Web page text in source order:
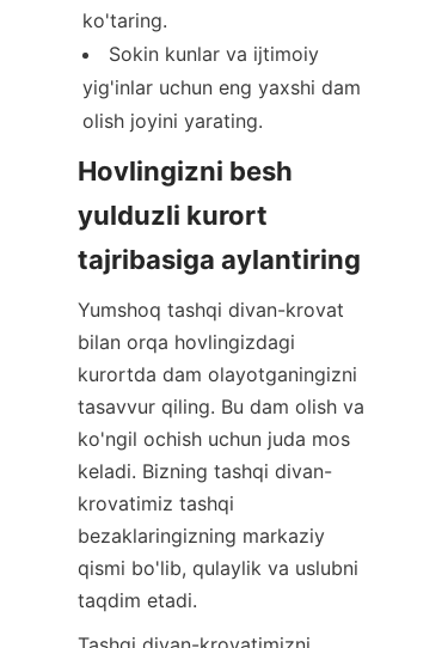
ko'taring.
Sokin kunlar va ijtimoiy
yig'inlar uchun eng yaxshi dam
olish joyini yarating.
Hovlingizni besh
yulduzli kurort
tajribasiga aylantiring
Yumshoq tashqi divan-krovat
bilan orqa hovlingizdagi
kurortda dam olayotganingizni
tasavvur qiling. Bu dam olish va
ko'ngil ochish uchun juda mos
keladi. Bizning tashqi divan-
krovatimiz tashqi
bezaklaringizning markaziy
qismi bo'lib, qulaylik va uslubni
taqdim etadi.